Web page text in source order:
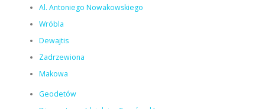
Al. Antoniego Nowakowskiego
Wróbla
Dewajtis
Zadrzewiona
Makowa
Geodetów